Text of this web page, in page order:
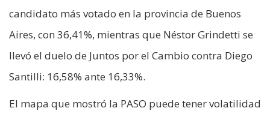
candidato más votado en la provincia de Buenos
Aires, con 36,41%, mientras que Néstor Grindetti se
llevó el duelo de Juntos por el Cambio contra Diego
Santilli: 16,58% ante 16,33%.
El mapa que mostró la PASO puede tener volatilidad